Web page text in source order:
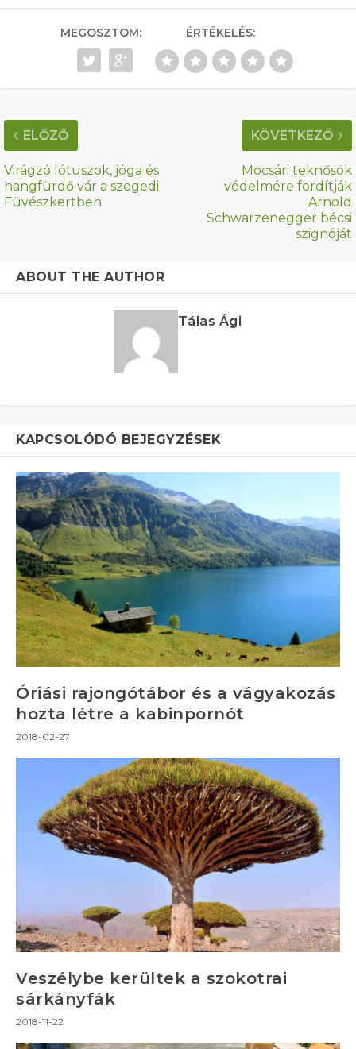
MEGOSZTOM: ÉRTÉKELÉS:
ELŐZŐ
Virágzó lótuszok, jóga és
hangfürdő vár a szegedi
Füvészkertben
KÖVETKEZŐ
Mocsári teknősök
védelmére fordítják
Arnold
Schwarzenegger bécsi
szignóját
ABOUT THE AUTHOR
Tálas Ági
KAPCSOLÓDÓ BEJEGYZÉSEK
Óriási rajongótábor és a vágyakozás
hozta létre a kabinpornót
2018-02-27
Veszélybe kerültek a szokotrai
sárkányfák
2018-11-22